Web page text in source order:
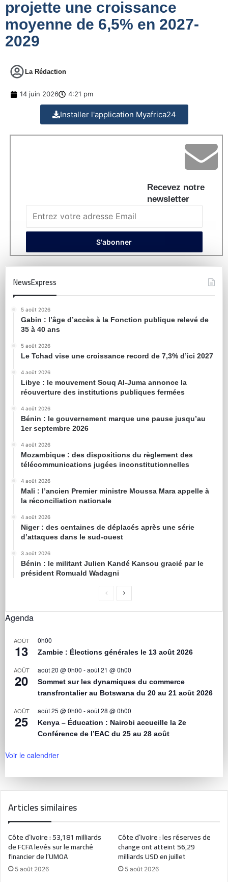
projette une croissance
moyenne de 6,5% en 2027-
2029
La Rédaction
14 juin 2026 4:21 pm
Installer l'application Myafrica24
Recevez notre
newsletter
NewsExpress
5 août 2026
Gabin : l’âge d’accès à la Fonction publique relevé de
35 à 40 ans
5 août 2026
Le Tchad vise une croissance record de 7,3% d’ici 2027
4 août 2026
Libye : le mouvement Souq Al-Juma annonce la
réouverture des institutions publiques fermées
4 août 2026
Bénin : le gouvernement marque une pause jusqu’au
1er septembre 2026
4 août 2026
Mozambique : des dispositions du règlement des
télécommunications jugées inconstitutionnelles
4 août 2026
Mali : l’ancien Premier ministre Moussa Mara appelle à
la réconciliation nationale
4 août 2026
Niger : des centaines de déplacés après une série
d’attaques dans le sud-ouest
3 août 2026
Bénin : le militant Julien Kandé Kansou gracié par le
président Romuald Wadagni
Agenda
AOÛT
13
0h00
Zambie : Élections générales le 13 août 2026
AOÛT
20
août 20 @ 0h00 -août 21 @ 0h00
Sommet sur les dynamiques du commerce
transfrontalier au Botswana du 20 au 21 août 2026
AOÛT
25
août 25 @ 0h00 -août 28 @ 0h00
Kenya – Éducation : Nairobi accueille la 2e
Conférence de l’EAC du 25 au 28 août
Voir le calendrier
Articles similaires
Côte d’Ivoire : 53,181 milliards
de FCFA levés sur le marché
financier de l’UMOA
5 août 2026
Côte d’Ivoire : les réserves de
change ont atteint 56,29
milliards USD en juillet
5 août 2026